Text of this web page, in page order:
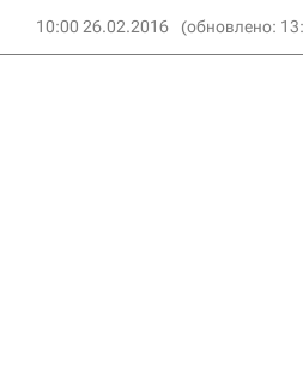
10:00 26.02.2016 (обновлено: